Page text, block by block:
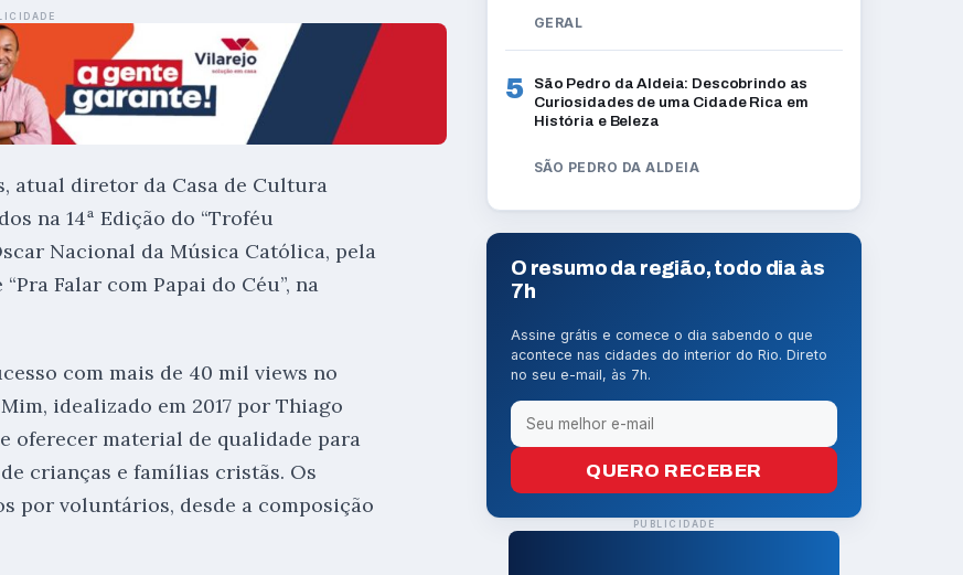
atual diretor da Casa de Cultura
na 14ª Edição do “Troféu
Nacional da Música Católica, pela
Falar com Papai do Céu”, na
com mais de 40 mil views no
idealizado em 2017 por Thiago
oferecer material de qualidade para
crianças e famílias cristãs. Os
por voluntários, desde a composição
GERAL
5
São Pedro da Aldeia: Descobrindo as
Curiosidades de uma Cidade Rica em
História e Beleza
SÃO PEDRO DA ALDEIA
O resumo da região, todo dia às
7h
Assine grátis e comece o dia sabendo o que
acontece nas cidades do interior do Rio. Direto
no seu e-mail, às 7h.
QUERO RECEBER
PUBLICIDADE